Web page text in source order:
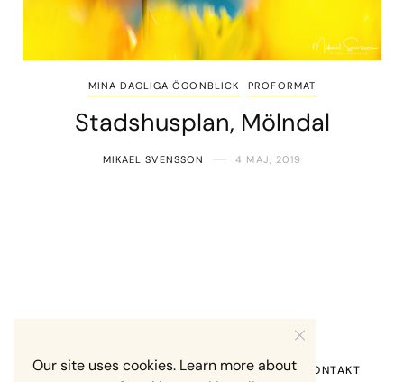
MINA DAGLIGA ÖGONBLICK PROFORMAT
Stadshusplan, Mölndal
MIKAEL SVENSSON 4 MAJ, 2019
HEM OM MIG RECENSION OM MIG KONTAKT
Our site uses cookies. Learn more about